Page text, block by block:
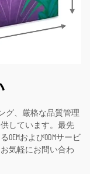
グ、厳格な品質管理
しています。最先
およびODMサービ
気軽にお問い合わ